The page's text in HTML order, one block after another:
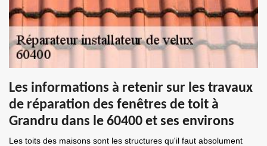
Les informations à retenir sur les travaux
de réparation des fenêtres de toit à
Grandru dans le 60400 et ses environs
Les toits des maisons sont les structures qu'il faut absolument